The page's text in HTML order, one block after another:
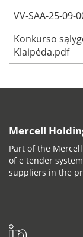
VV-SAA-25-09-
Konkurso
Klaipėda.pdf
Mercell
Part of the
of e tender
suppliers in the